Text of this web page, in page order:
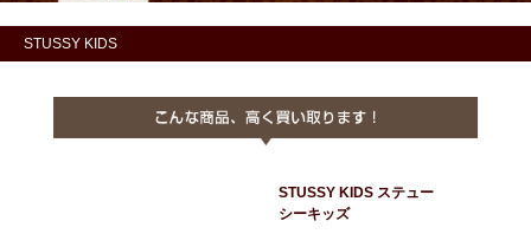
STUSSY KIDS
STUSSY KIDS ステュー
シーキッズ